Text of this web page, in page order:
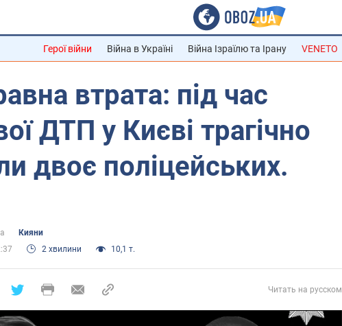
Герої війни Війна в Україні Війна Ізраїлю та Ірану VENETO
втрата: під час
ДТП у Києві трагічно
двоє поліцейських.
Кияни
2 хвилини 10,1 т.
Читать на русском